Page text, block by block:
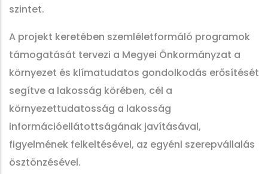
szintet.
A projekt keretében szemléletformáló programok
támogatását tervezi a Megyei Önkormányzat a
környezet és klímatudatos gondolkodás erősítését
segítve a lakosság körében, cél a
környezettudatosság a lakosság
információellátottságának javításával,
figyelmének felkeltésével, az egyéni szerepvállalás
ösztönzésével.